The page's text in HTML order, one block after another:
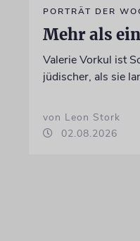
PORTRÄT DER
Mehr als
Valerie Vorkul ist
jüdischer, als sie
von Leon Stork
02.08.2026